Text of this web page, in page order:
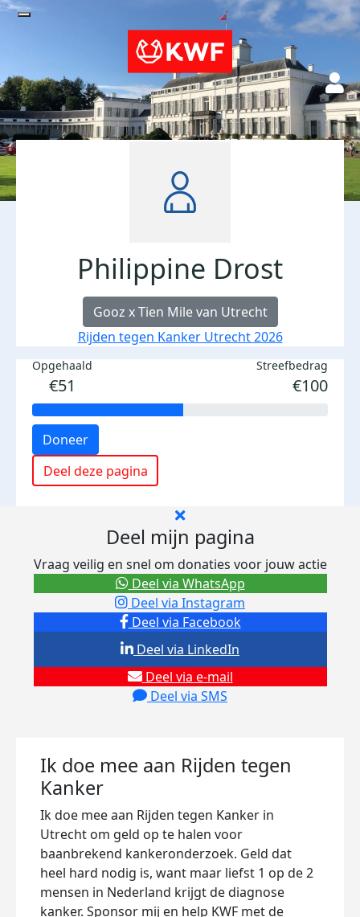
Philippine Drost
Gooz x Tien Mile van Utrecht
Rijden tegen Kanker Utrecht 2026
Opgehaald
€51
Streefbedrag
€100
Doneer
Deel deze pagina
Deel mijn pagina
Vraag veilig en snel om donaties voor jouw actie
Deel via Facebook
Deel via Instagram
Deel via e-mail
Deel via SMS
Deel via LinkedIn
Deel via WhatsApp
Ik doe mee aan Rijden tegen
Kanker
Ik doe mee aan Rijden tegen Kanker in
Utrecht om geld op te halen voor
baanbrekend kankeronderzoek. Geld dat
heel hard nodig is, want maar liefst 1 op de 2
mensen in Nederland krijgt de diagnose
kanker. Sponsor mij en help KWF met de